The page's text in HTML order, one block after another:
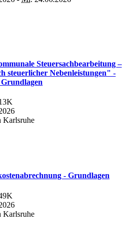
Steuersachbearbeitung –
steuerlicher Nebenleistungen" -
Karlsruhe
- Grundlagen
Karlsruhe